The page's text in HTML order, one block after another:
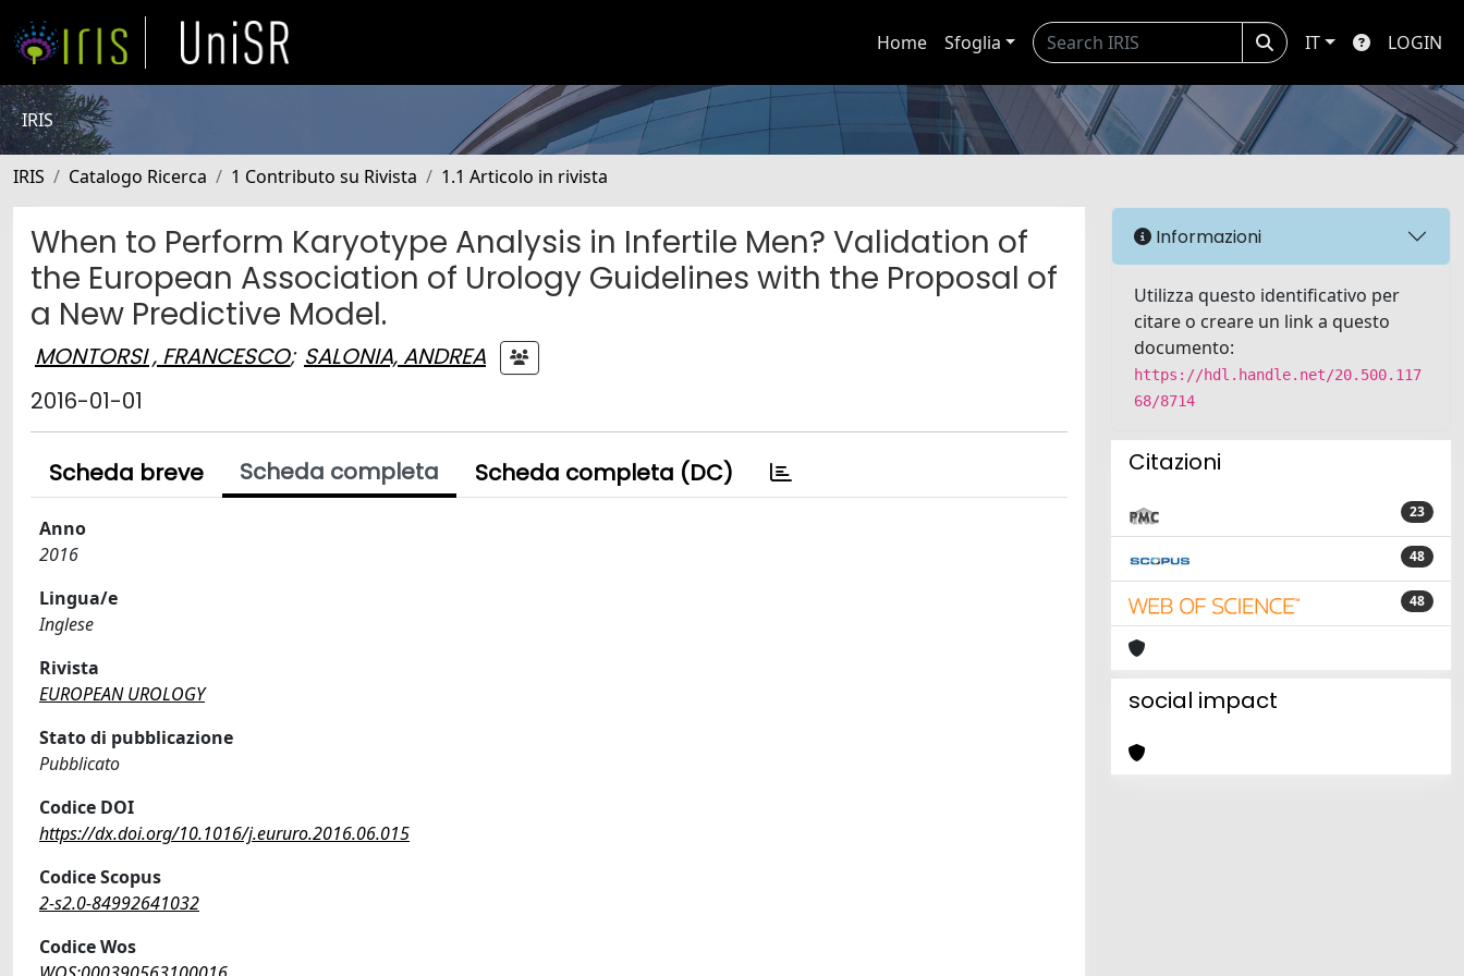
Home Sfoglia IT LOGIN
IRIS
IRIS Catalogo Ricerca 1 Contributo su Rivista 1.1 Articolo in rivista
When to Perform Karyotype Analysis in Infertile Men? Validation of
the European Association of Urology Guidelines with the Proposal of
a New Predictive Model.
MONTORSI , FRANCESCO; SALONIA, ANDREA
2016-01-01
Scheda breve Scheda completa Scheda completa (DC)
Anno
2016
Lingua/e
Inglese
Rivista
EUROPEAN UROLOGY
Stato di pubblicazione
Pubblicato
Codice DOI
https://dx.doi.org/10.1016/j.eururo.2016.06.015
Codice Scopus
2-s2.0-84992641032
Codice Wos
Informazioni
Utilizza questo identificativo per
citare o creare un link a questo
documento:
https://hdl.handle.net/20.500.117
68/8714
Citazioni
23
48
48
social impact